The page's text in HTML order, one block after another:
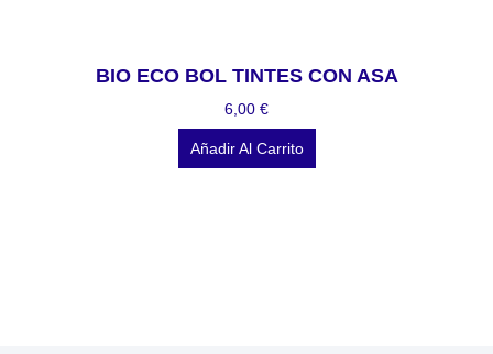
BIO ECO BOL TINTES CON ASA
6,00 €
Añadir Al Carrito